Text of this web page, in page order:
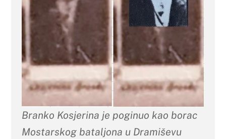
Branko Kosjerina je poginuo kao borac
Mostarskog bataljona u Dramiševu